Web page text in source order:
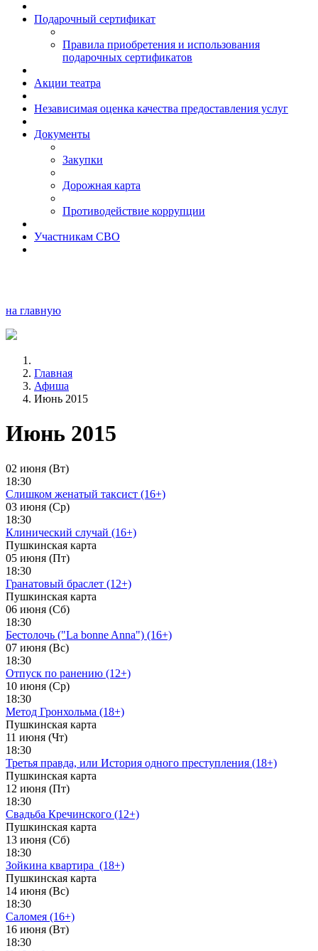
Подарочный сертификат
Правила приобретения и использования
подарочных сертификатов
Акции театра
Независимая оценка качества предоставления услуг
Документы
Закупки
Дорожная карта
Противодействие коррупции
Участникам СВО
на главную
Главная
Афиша
Июнь 2015
Июнь 2015
02 июня (Вт)
18:30
Слишком женатый таксист (16+)
03 июня (Ср)
18:30
Клинический случай (16+)
Пушкинская карта
05 июня (Пт)
18:30
Гранатовый браслет (12+)
Пушкинская карта
06 июня (Сб)
18:30
Бестолочь ("La bonne Anna") (16+)
07 июня (Вс)
18:30
Отпуск по ранению (12+)
10 июня (Ср)
18:30
Метод Гронхольма (18+)
Пушкинская карта
11 июня (Чт)
18:30
Третья правда, или История одного преступления (18+)
Пушкинская карта
12 июня (Пт)
18:30
Свадьба Кречинского (12+)
Пушкинская карта
13 июня (Сб)
18:30
Зойкина квартира_(18+)
Пушкинская карта
14 июня (Вс)
18:30
Саломея (16+)
16 июня (Вт)
18:30